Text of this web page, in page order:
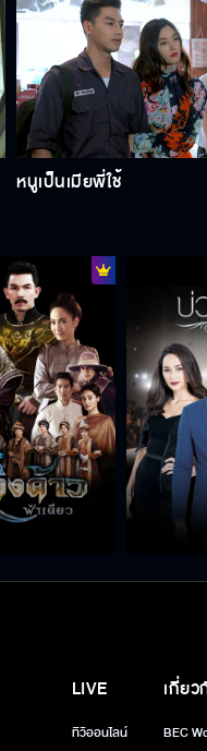
หนูเป็นเมียพี่ใช้
LIVE
ทีวีออนไลน์
เกี่ยว
BEC